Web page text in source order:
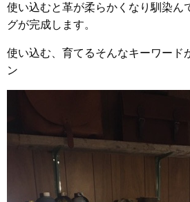
使い込むと革が柔らかくなり馴染ん
グが完成します。
使い込む、育てるそんなキーワード
ン